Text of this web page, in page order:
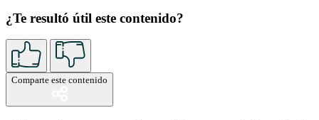
¿Te resultó útil este contenido?
Comparte este contenido